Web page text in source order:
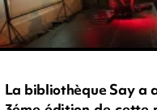
La bibliothèque Say a